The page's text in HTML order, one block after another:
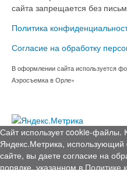
сайта запрещается без
Политика
Согласие на обработку
В оформлении сайта используется
Аэросъемка в Орле»
Сайт использует cookie-файлы.
Яндекс.Метрика,
сайте, вы даете согласие на
порядке, указанном вПолитике